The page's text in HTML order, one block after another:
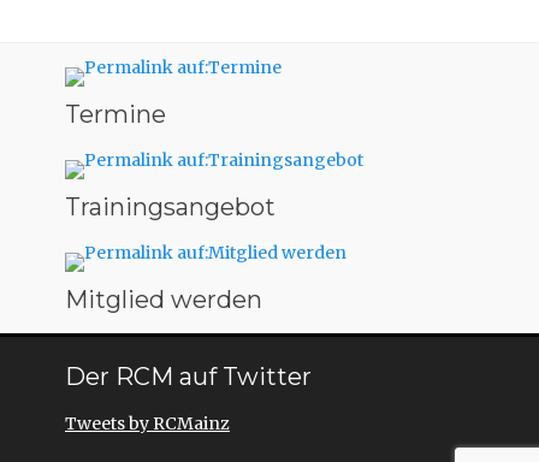
Termine
Trainingsangebot
Mitglied werden
Der RCM auf Twitter
Tweets by RCMainz